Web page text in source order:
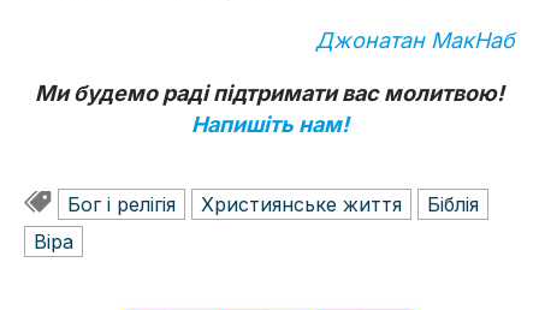
Джонатан МакНаб
Ми будемо раді підтримати вас молитвою!
Напишіть нам!
Бог і релігія Християнське життя
Біблія
Віра